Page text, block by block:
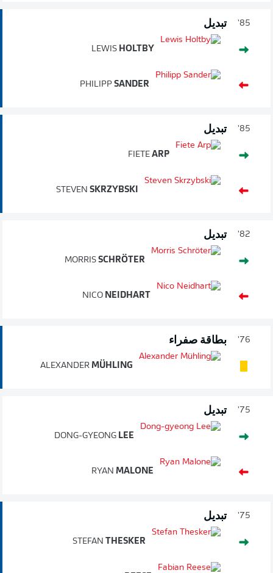
85' تبديل
LEWIS HOLTBY
PHILIPP SANDER
85' تبديل
FIETE ARP
STEVEN SKRZYBSKI
82' تبديل
MORRIS SCHRÖTER
NICO NEIDHART
76' بطاقة صفراء
ALEXANDER MÜHLING
75' تبديل
DONG-GYEONG LEE
RYAN MALONE
75' تبديل
STEFAN THESKER